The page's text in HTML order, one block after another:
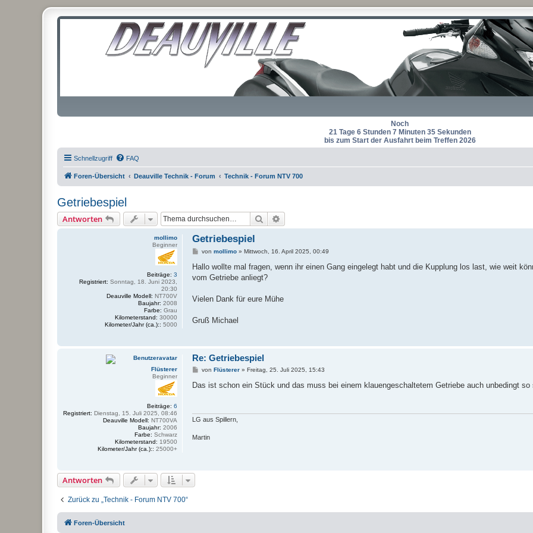
Noch
21 Tage 6 Stunden 7 Minuten 35 Sekunden
bis zum Start der Ausfahrt beim Treffen 2026
Schnellzugriff FAQ
Foren-Übersicht Deauville Technik - Forum Technik - Forum NTV 700
Getriebespiel
Antworten Suche
mollimo
Beginner
Beiträge: 3
Registriert: Sonntag, 18. Juni 2023,
20:30
Deauville Modell: NT700V
Baujahr: 2008
Farbe: Grau
Kilometerstand: 30000
Kilometer/Jahr (ca.):: 5000
Getriebespiel
B
i
r
von mollimo» Mittwoch, 16. April 2025, 00:49
Hallo wollte mal fragen, wenn ihr einen Gang eingelegt habt und die Kupplung los last, wie weit
vom Getriebe anliegt?
Vielen Dank für eure Mühe
Gruß Michael
Flüsterer
Beginner
Beiträge: 6
Registriert: Dienstag, 15. Juli 2025, 08:46
Deauville Modell: NT700VA
Baujahr: 2006
Farbe: Schwarz
Kilometerstand: 19500
Kilometer/Jahr (ca.):: 25000+
Re: Getriebespiel
B
i
von Flüsterer» Freitag, 25. Juli 2025, 15:43
Das ist schon ein Stück und das muss bei einem klauengeschaltetem Getriebe auch unbedingt so
LG aus Spillern,
Martin
Antworten
Zurück zu „Technik - Forum NTV 700“
Foren-Übersicht